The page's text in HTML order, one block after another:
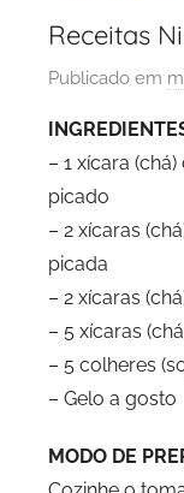
Receitas
Publicado em
– 1 xícara
picado
– 2 xícaras
picada
– 2 xícaras
– 5 xícaras
– 5 colheres
– Gelo a gosto
MODO DE